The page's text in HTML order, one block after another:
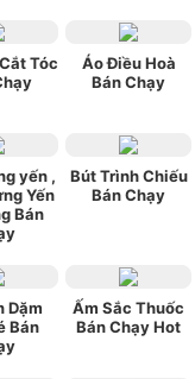
Tóc
Áo Điều Hoà
Bán Chạy
yến ,
Yến
Bán
Bút Trình Chiếu
Bán Chạy
Dặm
Bán
Ấm Sắc Thuốc
Bán Chạy Hot